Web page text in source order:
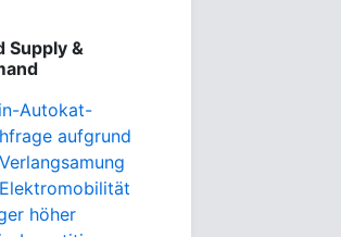
Supply &
Autokat-
aufgrund
höher